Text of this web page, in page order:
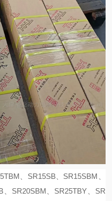
、SR15SB、SR15SBM、
、SR20SBM、SR25TBY、SR